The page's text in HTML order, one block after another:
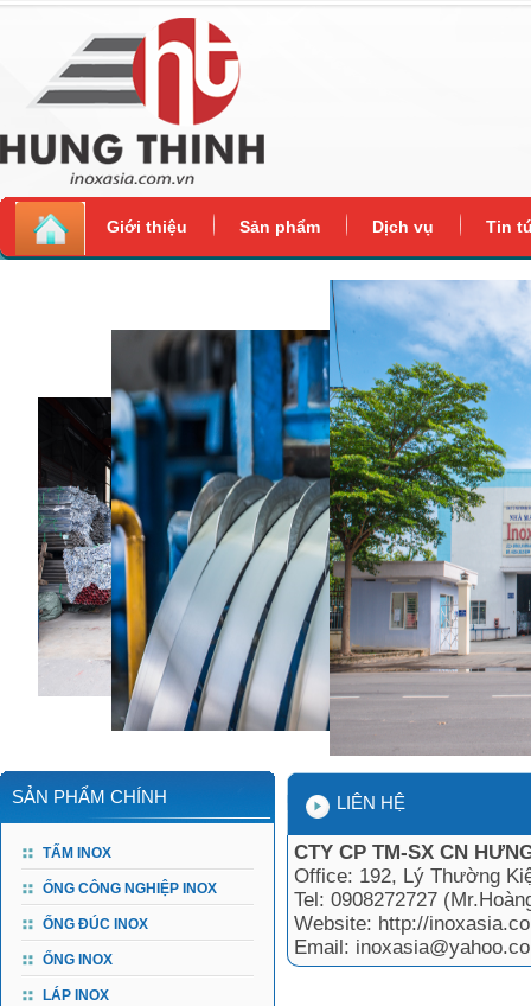
Giới thiệu Sản phẩm Dịch vụ Tin
SẢN PHẨM CHÍNH
TẤM INOX
ỐNG CÔNG NGHIỆP INOX
ỐNG ĐÚC INOX
ỐNG INOX
LÁP INOX
LIÊN HỆ
CTY CP TM-SX CN
Office: 192, Lý Thường
Tel: 0908272727
Website: http://
Email: